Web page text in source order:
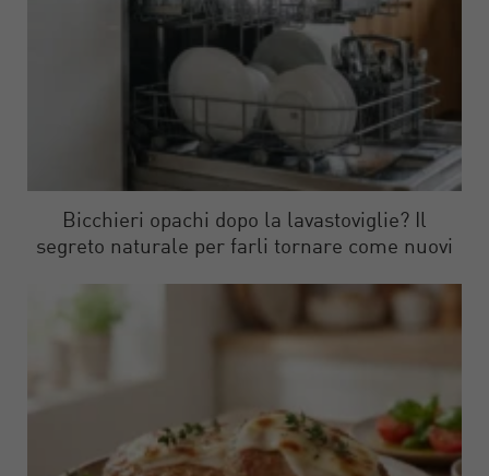
Bicchieri opachi dopo la lavastoviglie? Il
segreto naturale per farli tornare come nuovi